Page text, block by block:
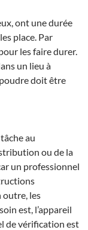
ont une durée
place. Par
les faire durer.
un lieu à
doit être
au
ou de la
un professionnel
outre, les
est, l’appareil
de vérification est